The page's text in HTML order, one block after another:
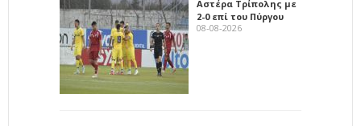
Αστέρα Τρίπολης με
2-0 επί του Πύργου
08-08-2026